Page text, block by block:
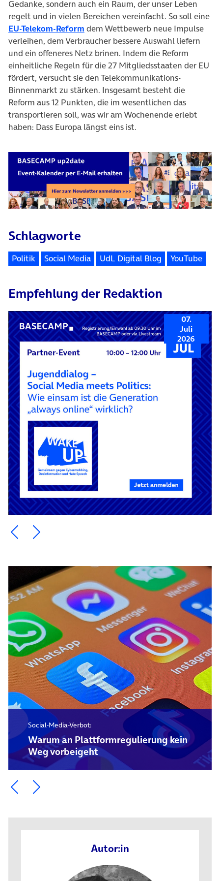
Gedanke, sondern auch ein Raum, der unser Leben
regelt und in vielen Bereichen vereinfacht. So soll eine
EU-Telekom-Reform (öffnet in neuem Tab)
dem Wettbewerb neue Impulse
verleihen, dem Verbraucher bessere Auswahl liefern
und ein offeneres Netz brinen. Indem die Reform
einheitliche Regeln für die 27 Mitgliedsstaaten der EU
fördert, versucht sie den Telekommunikations-
Binnenmarkt zu stärken. Insgesamt besteht die
Reform aus 12 Punkten, die im wesentlichen das
transportieren soll, was wir am Wochenende erlebt
haben: Dass Europa längst eins ist.
Schlagworte
Politik Social Media UdL Digital Blog YouTube
Empfehlung der Redaktion
07.
Juli
2026
Ein Element zurück blättern
Ein Element weiter blättern
Social-Media-Verbot:
Warum an Plattformregulierung kein
Weg vorbeigeht
Ein Element zurück blättern
Ein Element weiter blättern
Autor:in